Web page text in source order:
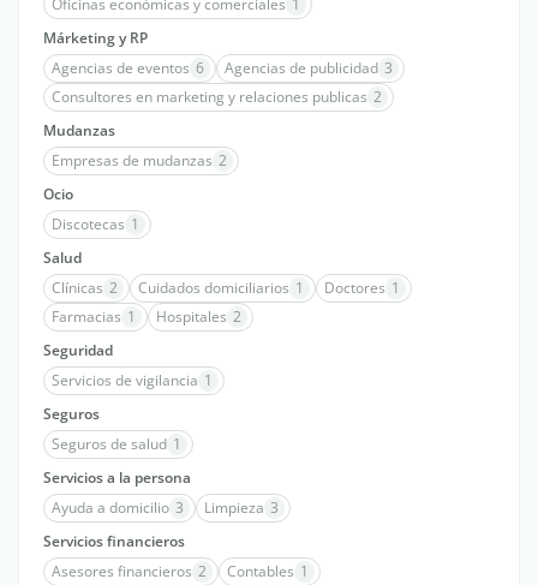
Oficinas económicas y comerciales 1
Márketing y RP
Agencias de eventos 6 Agencias de publicidad 3
Consultores en marketing y relaciones publicas 2
Mudanzas
Empresas de mudanzas 2
Ocio
Discotecas 1
Salud
Clínicas 2 Cuidados domiciliarios 1 Doctores 1
Farmacias 1 Hospitales 2
Seguridad
Servicios de vigilancia 1
Seguros
Seguros de salud 1
Servicios a la persona
Ayuda a domicilio 3 Limpieza 3
Servicios financieros
Asesores financieros 2 Contables 1